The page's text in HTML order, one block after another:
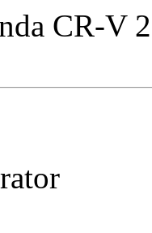
CR-V